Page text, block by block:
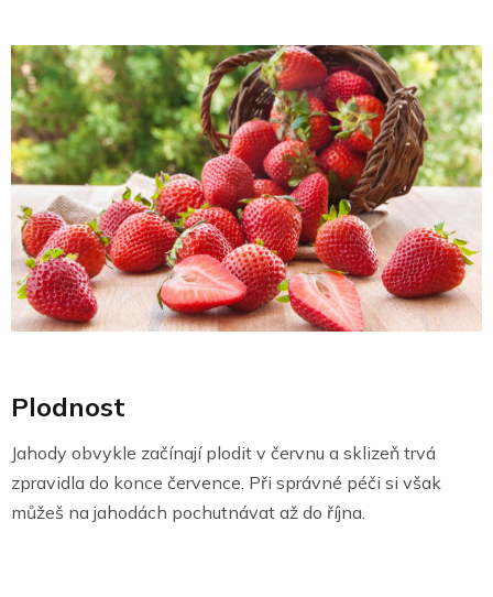
Plodnost
Jahody obvykle začínají plodit v červnu a sklizeň trvá
zpravidla do konce července. Při správné péči si však
můžeš na jahodách pochutnávat až do října.